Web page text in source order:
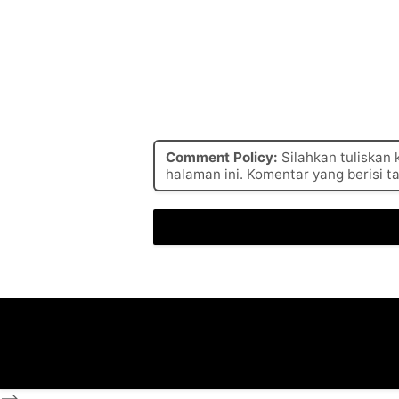
Comment Policy: Silahkan tuliskan
halaman ini. Komentar yang berisi